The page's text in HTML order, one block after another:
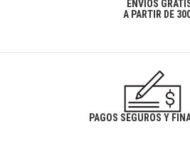
ENVÍOS
A PARTIR DE
PAGOS SEGUROS Y